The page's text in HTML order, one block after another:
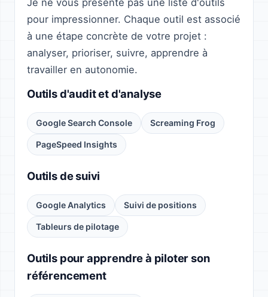
Je ne vous présente pas une liste d'outils
pour impressionner. Chaque outil est associé
à une étape concrète de votre projet :
analyser, prioriser, suivre, apprendre à
travailler en autonomie.
Outils d'audit et d'analyse
Google Search Console Screaming Frog
PageSpeed Insights
Outils de suivi
Google Analytics Suivi de positions
Tableurs de pilotage
Outils pour apprendre à piloter son
référencement